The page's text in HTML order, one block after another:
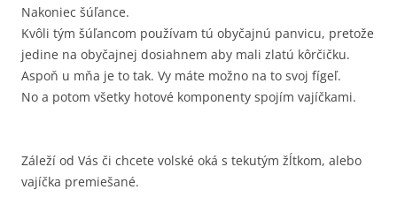
Nakoniec šúľance.
Kvôli tým šúľancom používam tú obyčajnú panvicu, pretože
jedine na obyčajnej dosiahnem aby mali zlatú kôrčičku.
Aspoň u mňa je to tak. Vy máte možno na to svoj fígeľ.
No a potom všetky hotové komponenty spojím vajíčkami.
Záleží od Vás či chcete volské oká s tekutým žĺtkom, alebo
vajíčka premiešané.